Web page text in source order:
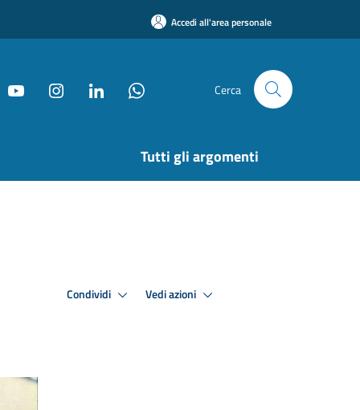
Accedi all'area personale
Cerca
Tutti gli argomenti
Condividi Vedi azioni